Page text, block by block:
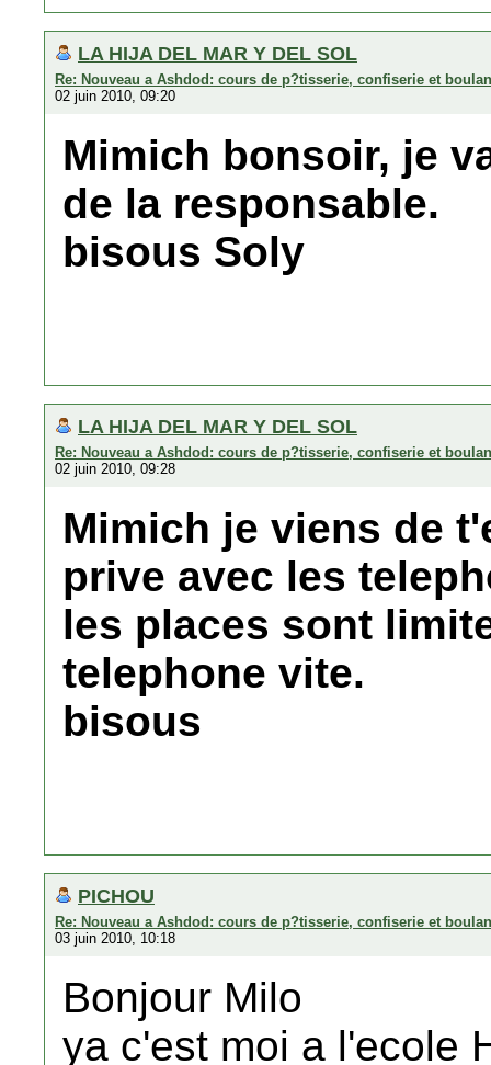
LA HIJA DEL MAR Y DEL SOL
Re: Nouveau a Ashdod: cours de p?tisserie, confiserie et
02 juin 2010, 09:20
Mimich bonsoir, je
de la responsable.
bisous Soly
LA HIJA DEL MAR Y DEL SOL
Re: Nouveau a Ashdod: cours de p?tisserie, confiserie et
02 juin 2010, 09:28
Mimich je viens de
prive avec les
les places sont
telephone vite.
bisous
PICHOU
Re: Nouveau a Ashdod: cours de p?tisserie, confiserie et
03 juin 2010, 10:18
Bonjour Milo
ya c'est moi a l'ecole